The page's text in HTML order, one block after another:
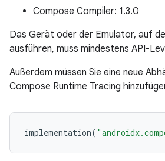
Compose Compiler: 1.3.0
Das Gerät oder der Emulator, auf
ausführen, muss mindestens API-
Außerdem müssen Sie eine neue
Compose Runtime Tracing
implementation(